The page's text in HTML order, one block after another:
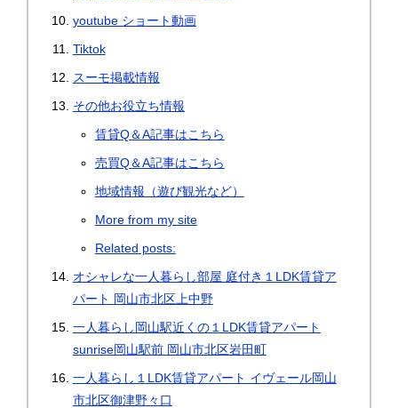
youtube ショート動画
Tiktok
スーモ掲載情報
その他お役立ち情報
賃貸Q＆A記事はこちら
売買Q＆A記事はこちら
地域情報（遊び観光など）
More from my site
Related posts:
オシャレな一人暮らし部屋 庭付き１LDK賃貸ア
パート 岡山市北区上中野
一人暮らし岡山駅近くの１LDK賃貸アパート
sunrise岡山駅前 岡山市北区岩田町
一人暮らし１LDK賃貸アパート イヴェール岡山
市北区御津野々口